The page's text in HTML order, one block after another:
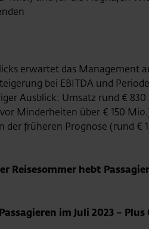
erwartet das Management
bei EBITDA und
Ausblick: Umsatz rund € 830
Minderheiten über € 150
früheren Prognose (rund €
Reisesommer hebt
im Juli 2023 – Plus